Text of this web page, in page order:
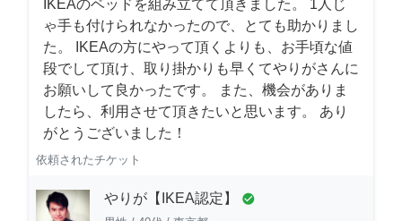
IKEAのベッドを組み立てて頂きました。 1人じ
ゃ手も付けられなかったので、とても助かりまし
た。 IKEAの方にやって頂くよりも、お手頃な値
段でして頂け、取り掛かりも早くてやりがさんに
お願いして良かったです。 また、機会がありま
したら、利用させて頂きたいと思います。 あり
がとうございました！
依頼されたチケット
やりが【IKEA認定】 check_circle